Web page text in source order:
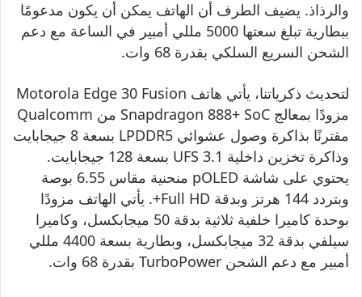
والرذاذ. يضيف الطرف أن الهاتف يمكن أن يكون مدعومًا
ببطارية تبلغ سعتها 5000 مللي أمبير في الساعة مع دعم
الشحن السريع السلكي بقدرة 68 وات.
لتحديث ذكرياتنا، يأتي هاتف Motorola Edge 30 Fusion
مزودًا بمعالج Snapdragon 888+ SoC من Qualcomm
مقترنًا بذاكرة وصول عشوائي LPDDR5 بسعة 8 جيجابايت
وذاكرة تخزين داخلية UFS 3.1 بسعة 128 جيجابايت.
يحتوي على شاشة pOLED منحنية مقاس 6.55 بوصة
وبتردد 144 هرتز وبدقة Full HD+. يأتي الهاتف مزودًا
بوحدة كاميرا خلفية ثلاثية بدقة 50 ميجابكسل، وكاميرا
سيلفي بدقة 32 ميجابكسل، وبطارية بسعة 4400 مللي
أمبير مع دعم الشحن TurboPower بقدرة 68 وات.